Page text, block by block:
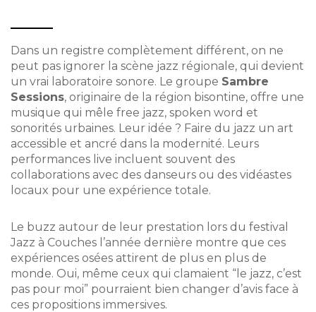
Dans un registre complètement différent, on ne
peut pas ignorer la scène jazz régionale, qui devient
un vrai laboratoire sonore. Le groupe Sambre
Sessions, originaire de la région bisontine, offre une
musique qui mêle free jazz, spoken word et
sonorités urbaines. Leur idée ? Faire du jazz un art
accessible et ancré dans la modernité. Leurs
performances live incluent souvent des
collaborations avec des danseurs ou des vidéastes
locaux pour une expérience totale.
Le buzz autour de leur prestation lors du festival
Jazz à Couches l’année dernière montre que ces
expériences osées attirent de plus en plus de
monde. Oui, même ceux qui clamaient “le jazz, c’est
pas pour moi” pourraient bien changer d’avis face à
ces propositions immersives.